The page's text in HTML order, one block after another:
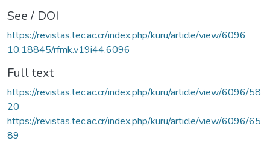
See / DOI
https://revistas.tec.ac.cr/index.php/kuru/article/view/6096
10.18845/rfmk.v19i44.6096
Full text
https://revistas.tec.ac.cr/index.php/kuru/article/view/6096/58
20
https://revistas.tec.ac.cr/index.php/kuru/article/view/6096/65
89